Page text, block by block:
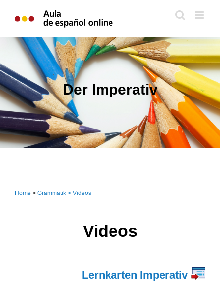
Inhalt
Der Imperativ
Home > Grammatik > Videos
Videos
Lernkarten Imperativ